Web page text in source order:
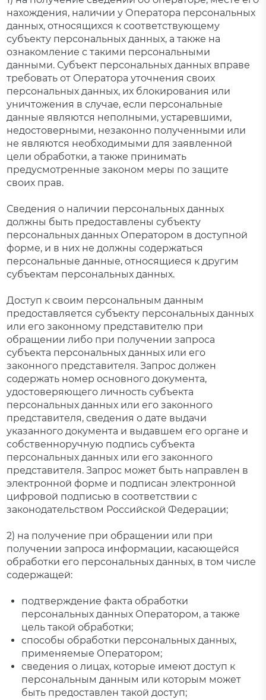
нахождения, наличии у Оператора персональных
данных, относящихся к соответствующему
субъекту персональных данных, а также на
ознакомление с такими персональными
данными. Субъект персональных данных вправе
требовать от Оператора уточнения своих
персональных данных, их блокирования или
уничтожения в случае, если персональные
данные являются неполными, устаревшими,
недостоверными, незаконно полученными или
не являются необходимыми для заявленной
цели обработки, а также принимать
предусмотренные законом меры по защите
своих прав.
Сведения о наличии персональных данных
должны быть предоставлены субъекту
персональных данных Оператором в доступной
форме, и в них не должны содержаться
персональные данные, относящиеся к другим
субъектам персональных данных.
Доступ к своим персональным данным
предоставляется субъекту персональных данных
или его законному представителю при
обращении либо при получении запроса
субъекта персональных данных или его
законного представителя. Запрос должен
содержать номер основного документа,
удостоверяющего личность субъекта
персональных данных или его законного
представителя, сведения о дате выдачи
указанного документа и выдавшем его органе и
собственноручную подпись субъекта
персональных данных или его законного
представителя. Запрос может быть направлен в
электронной форме и подписан электронной
цифровой подписью в соответствии с
законодательством Российской Федерации;
2) на получение при обращении или при
получении запроса информации, касающейся
обработки его персональных данных, в том числе
содержащей:
подтверждение факта обработки
персональных данных Оператором, а также
цель такой обработки;
способы обработки персональных данных,
применяемые Оператором;
сведения о лицах, которые имеют доступ к
персональным данным или которым может
быть предоставлен такой доступ;